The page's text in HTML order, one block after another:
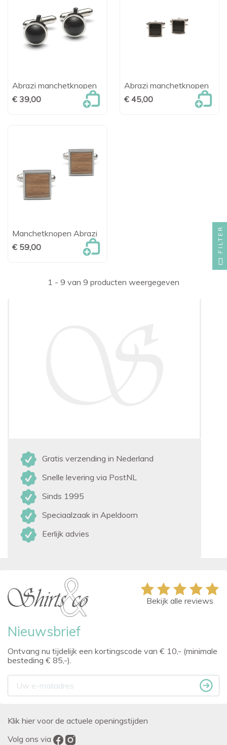
Gratis verzending in Nederland
Snelle levering via PostNL
Sinds 1995
Speciaalzaak in Apeldoorn
Eerlijk advies
Abrazi manchetknopen
€ 39,00
Abrazi manchetknopen
€ 45,00
Manchetknopen Abrazi
€ 59,00
1 - 9 van 9 producten weergegeven
Nieuwsbrief
Ontvang nu tijdelijk een kortingscode van € 10,- (minimale
besteding € 85,-).
Bekijk alle reviews
Klik hier voor de actuele openingstijden
Volg ons via
FILTER